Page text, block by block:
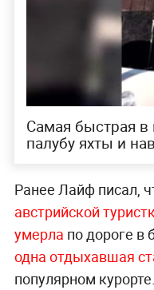
Самая быстрая в
палубу яхты и
Ранее Лайф писал,
австрийской
умерла по дороге в
одна отдыхавшая
популярном